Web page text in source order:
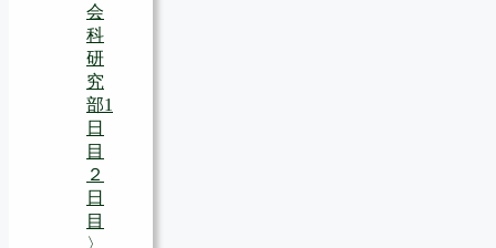
会
科
研
究
部1
日
目
２
日
目